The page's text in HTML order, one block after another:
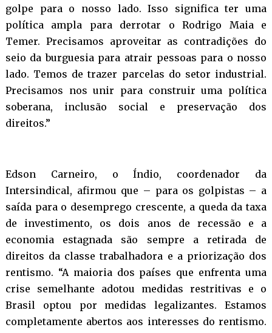
golpe para o nosso lado. Isso significa ter uma
política ampla para derrotar o Rodrigo Maia e
Temer. Precisamos aproveitar as contradições do
seio da burguesia para atrair pessoas para o nosso
lado. Temos de trazer parcelas do setor industrial.
Precisamos nos unir para construir uma política
soberana, inclusão social e preservação dos
direitos.”
Edson Carneiro, o Índio, coordenador da
Intersindical, afirmou que – para os golpistas – a
saída para o desemprego crescente, a queda da taxa
de investimento, os dois anos de recessão e a
economia estagnada são sempre a retirada de
direitos da classe trabalhadora e a priorização dos
rentismo. “A maioria dos países que enfrenta uma
crise semelhante adotou medidas restritivas e o
Brasil optou por medidas legalizantes. Estamos
completamente abertos aos interesses do rentismo.